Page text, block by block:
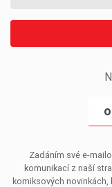
Zadáním své e-
komunikací z naší
komiksových